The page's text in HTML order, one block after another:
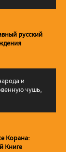
русский
и
чушь,
Корана:
Книге